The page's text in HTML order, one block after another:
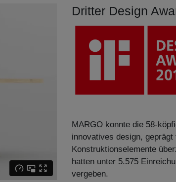
Dritter Design
MARGO konnte die 58-
innovatives design,
Konstruktionselemente
hatten unter 5.575
vergeben.